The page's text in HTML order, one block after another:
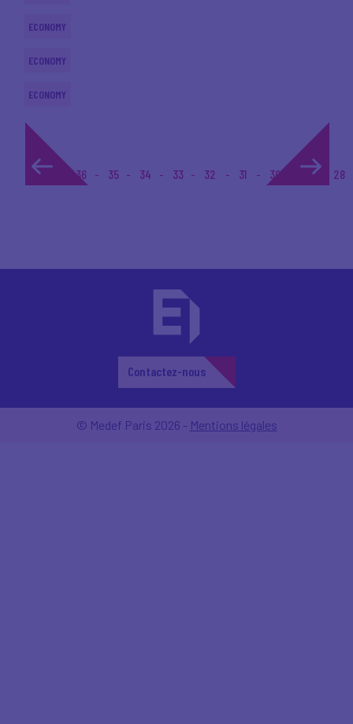
ECONOMY
ECONOMY
ECONOMY
1... 36 35 34 33 32 31 30 29 28
Contactez-nous
© Medef Paris 2026 - Mentions légales